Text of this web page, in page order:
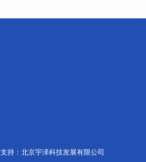
持：北京宇泽科技发展有限公司